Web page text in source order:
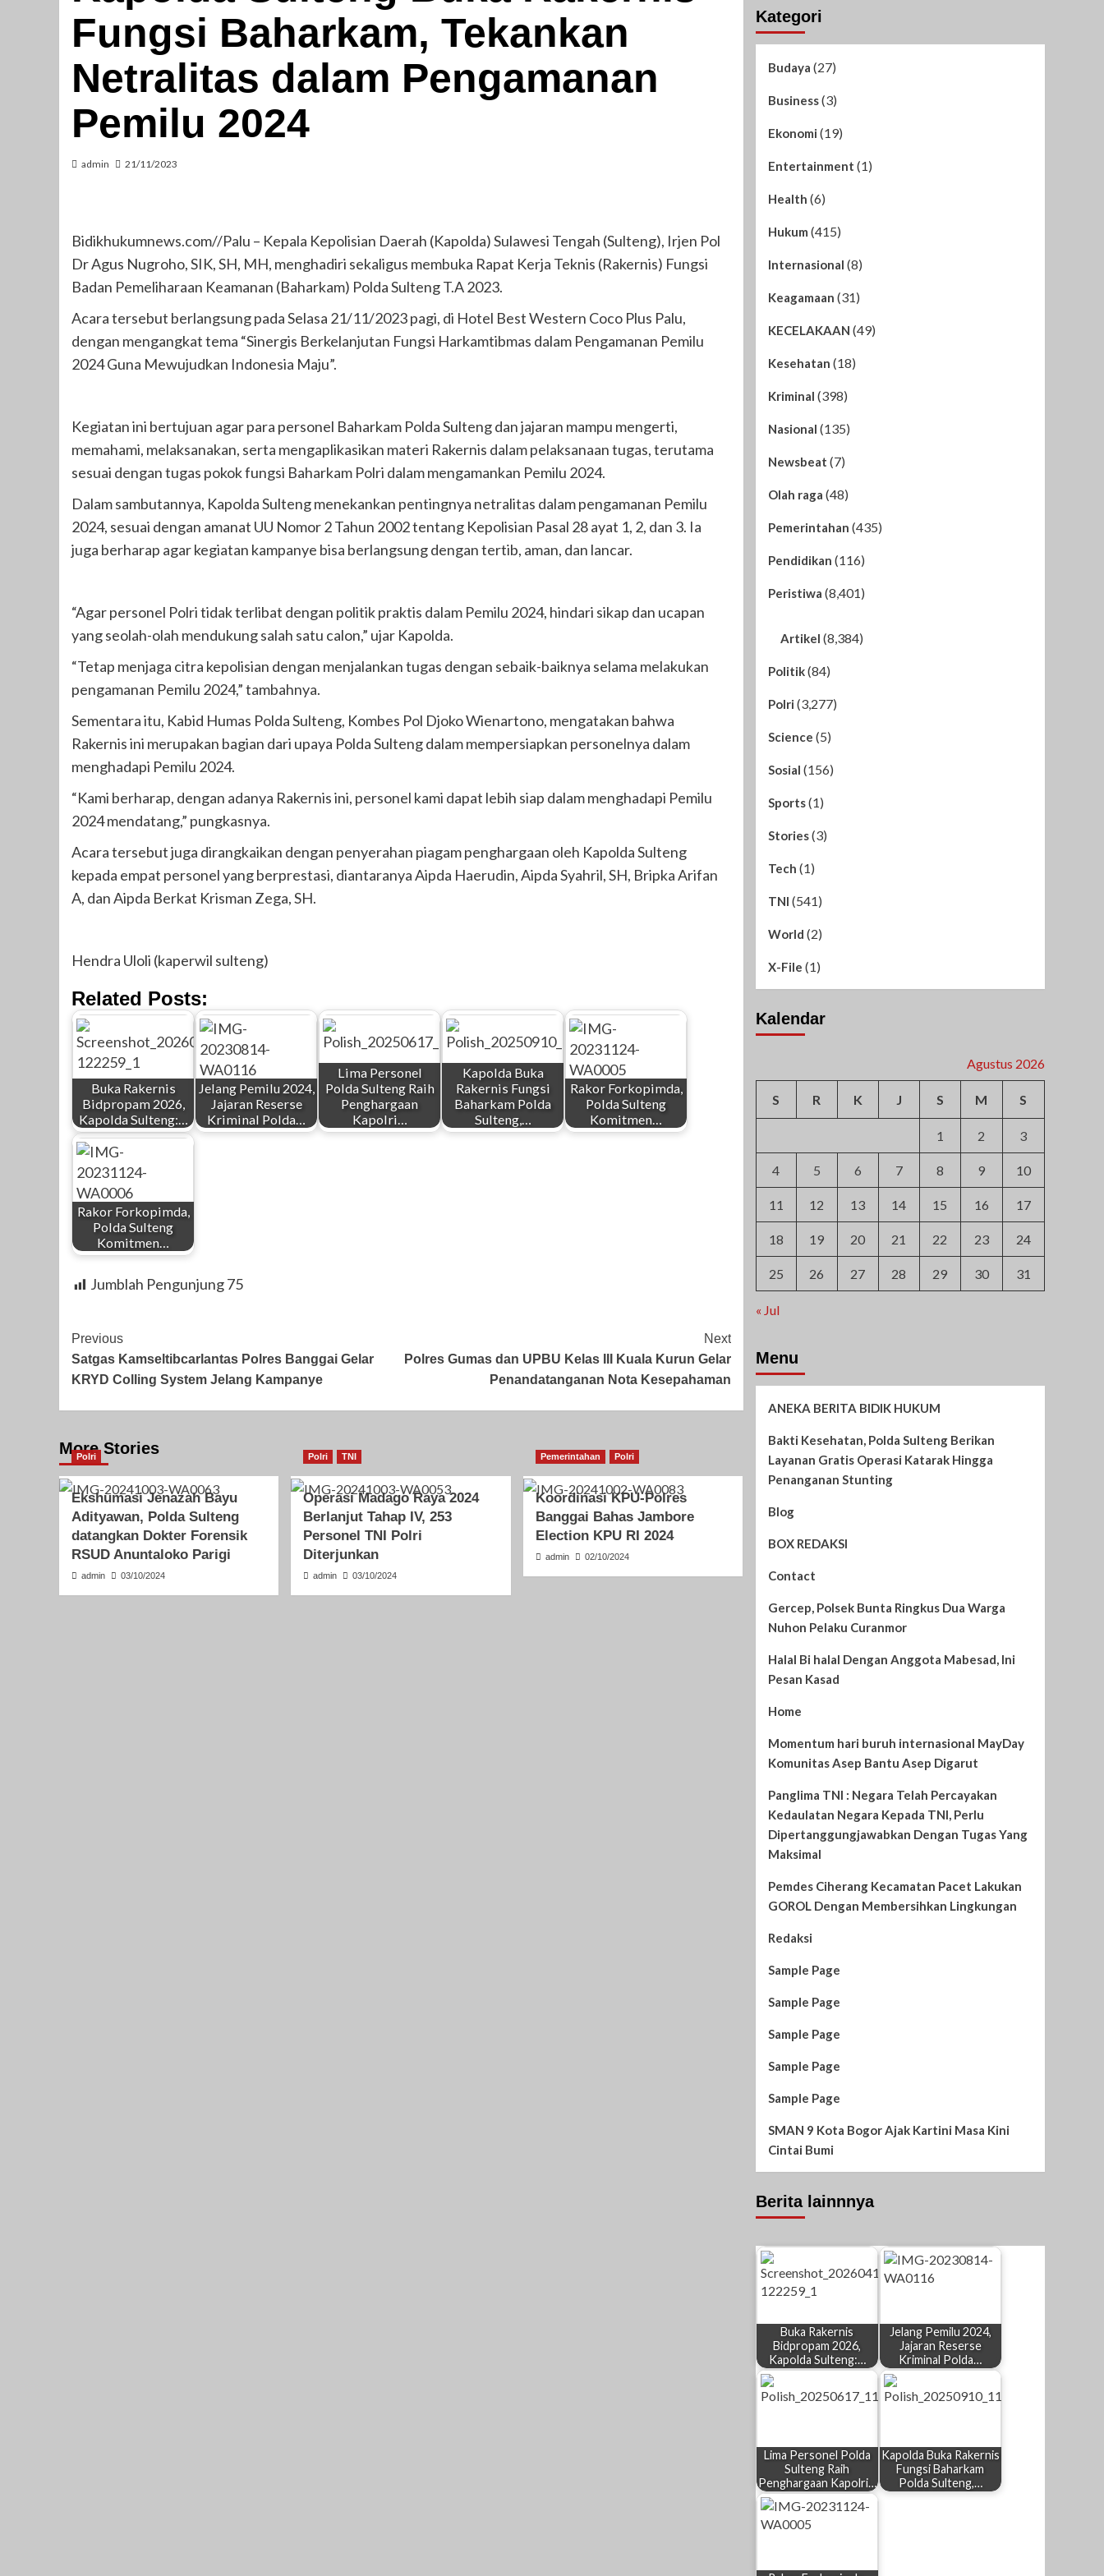
Fungsi Baharkam, Tekankan
Netralitas dalam Pengamanan
Pemilu 2024
admin 21/11/2023
Bidikhukumnews.com//Palu – Kepala Kepolisian Daerah (Kapolda) Sulawesi Tengah (Sulteng), Irjen Pol
Dr Agus Nugroho, SIK, SH, MH, menghadiri sekaligus membuka Rapat Kerja Teknis (Rakernis) Fungsi
Badan Pemeliharaan Keamanan (Baharkam) Polda Sulteng T.A 2023.
Acara tersebut berlangsung pada Selasa 21/11/2023 pagi, di Hotel Best Western Coco Plus Palu,
dengan mengangkat tema “Sinergis Berkelanjutan Fungsi Harkamtibmas dalam Pengamanan Pemilu
2024 Guna Mewujudkan Indonesia Maju”.
Kegiatan ini bertujuan agar para personel Baharkam Polda Sulteng dan jajaran mampu mengerti,
memahami, melaksanakan, serta mengaplikasikan materi Rakernis dalam pelaksanaan tugas, terutama
sesuai dengan tugas pokok fungsi Baharkam Polri dalam mengamankan Pemilu 2024.
Dalam sambutannya, Kapolda Sulteng menekankan pentingnya netralitas dalam pengamanan Pemilu
2024, sesuai dengan amanat UU Nomor 2 Tahun 2002 tentang Kepolisian Pasal 28 ayat 1, 2, dan 3. Ia
juga berharap agar kegiatan kampanye bisa berlangsung dengan tertib, aman, dan lancar.
“Agar personel Polri tidak terlibat dengan politik praktis dalam Pemilu 2024, hindari sikap dan ucapan
yang seolah-olah mendukung salah satu calon,” ujar Kapolda.
“Tetap menjaga citra kepolisian dengan menjalankan tugas dengan sebaik-baiknya selama melakukan
pengamanan Pemilu 2024,” tambahnya.
Sementara itu, Kabid Humas Polda Sulteng, Kombes Pol Djoko Wienartono, mengatakan bahwa
Rakernis ini merupakan bagian dari upaya Polda Sulteng dalam mempersiapkan personelnya dalam
menghadapi Pemilu 2024.
“Kami berharap, dengan adanya Rakernis ini, personel kami dapat lebih siap dalam menghadapi Pemilu
2024 mendatang,” pungkasnya.
Acara tersebut juga dirangkaikan dengan penyerahan piagam penghargaan oleh Kapolda Sulteng
kepada empat personel yang berprestasi, diantaranya Aipda Haerudin, Aipda Syahril, SH, Bripka Arifan
A, dan Aipda Berkat Krisman Zega, SH.
Hendra Uloli (kaperwil sulteng)
Related Posts:
Buka Rakernis
Bidpropam 2026,
Kapolda Sulteng:…
Jelang Pemilu 2024,
Jajaran Reserse
Kriminal Polda…
Lima Personel
Polda Sulteng Raih
Penghargaan
Kapolri…
Kapolda Buka
Rakernis Fungsi
Baharkam Polda
Sulteng,…
Rakor Forkopimda,
Polda Sulteng
Komitmen…
Rakor Forkopimda,
Polda Sulteng
Komitmen…
Jumblah Pengunjung75
Post
Navigation
Previous
Satgas Kamseltibcarlantas Polres Banggai Gelar
KRYD Colling System Jelang Kampanye
Next
Polres Gumas dan UPBU Kelas III Kuala Kurun Gelar
Penandatanganan Nota Kesepahaman
More Stories
Polri
Ekshumasi Jenazah Bayu
Adityawan, Polda Sulteng
datangkan Dokter Forensik
RSUD Anuntaloko Parigi
admin 03/10/2024
Polri TNI
Operasi Madago Raya 2024
Berlanjut Tahap IV, 253
Personel TNI Polri
Diterjunkan
admin 03/10/2024
Pemerintahan Polri
Koordinasi KPU-Polres
Banggai Bahas Jambore
Election KPU RI 2024
admin 02/10/2024
Kategori
Budaya (27)
Business(3)
Ekonomi (19)
Entertainment (1)
Health (6)
Hukum (415)
Internasional (8)
Keagamaan (31)
KECELAKAAN (49)
Kesehatan (18)
Kriminal (398)
Nasional (135)
Newsbeat (7)
Olah raga (48)
Pemerintahan (435)
Pendidikan (116)
Peristiwa (8,401)
Artikel (8,384)
Politik(84)
Polri (3,277)
Science (5)
Sosial (156)
Sports(1)
Stories(3)
Tech (1)
TNI (541)
World (2)
X-File (1)
Kalendar
Agustus 2026
S R K J S M S
1 2 3
4 5 6 7 8 9 10
11 12 13 14 15 16 17
18 19 20 21 22 23 24
25 26 27 28 29 30 31
« Jul
Menu
ANEKA BERITA BIDIK HUKUM
Bakti Kesehatan, Polda Sulteng Berikan
Layanan Gratis Operasi Katarak Hingga
Penanganan Stunting
Blog
BOX REDAKSI
Contact
Gercep, Polsek Bunta Ringkus Dua Warga
Nuhon Pelaku Curanmor
Halal Bi halal Dengan Anggota Mabesad, Ini
Pesan Kasad
Home
Momentum hari buruh internasional MayDay
Komunitas Asep Bantu Asep Digarut
Panglima TNI : Negara Telah Percayakan
Kedaulatan Negara Kepada TNI, Perlu
Dipertanggungjawabkan Dengan Tugas Yang
Maksimal
Pemdes Ciherang Kecamatan Pacet Lakukan
GOROL Dengan Membersihkan Lingkungan
Redaksi
Sample Page
Sample Page
Sample Page
Sample Page
Sample Page
SMAN 9 Kota Bogor Ajak Kartini Masa Kini
Cintai Bumi
Berita lainnnya
Buka Rakernis
Bidpropam 2026,
Kapolda Sulteng:…
Jelang Pemilu 2024,
Jajaran Reserse
Kriminal Polda…
Lima Personel Polda
Sulteng Raih
Penghargaan Kapolri…
Kapolda Buka Rakernis
Fungsi Baharkam
Polda Sulteng,…